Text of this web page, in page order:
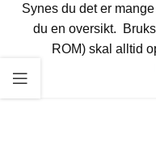
Synes du det er
du en oversikt.
ROM) skal alltid